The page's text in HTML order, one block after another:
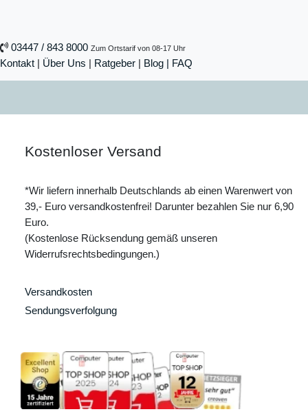
03447 / 843 8000 Zum Ortstarif von 08-17 Uhr
Kontakt | Über Uns | Ratgeber | Blog | FAQ
Kostenloser Versand
*Wir liefern innerhalb Deutschlands ab einen Warenwert von
39,- Euro versandkostenfrei! Darunter bezahlen Sie nur 6,90
Euro.
(Kostenlose Rücksendung gemäß unseren
Widerrufsrechtsbedingungen.)
Versandkosten
Sendungsverfolgung